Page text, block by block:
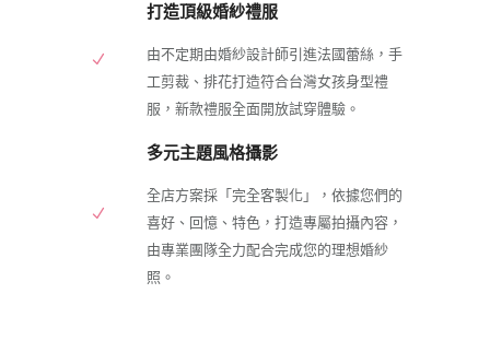
打造頂級婚紗禮服
由不定期由婚紗設計師引進法國蕾絲，手
工剪裁、排花打造符合台灣女孩身型禮
服，新款禮服全面開放試穿體驗。
多元主題風格攝影
全店方案採「完全客製化」，依據您們的
喜好、回憶、特色，打造專屬拍攝內容，
由專業團隊全力配合完成您的理想婚紗
照。